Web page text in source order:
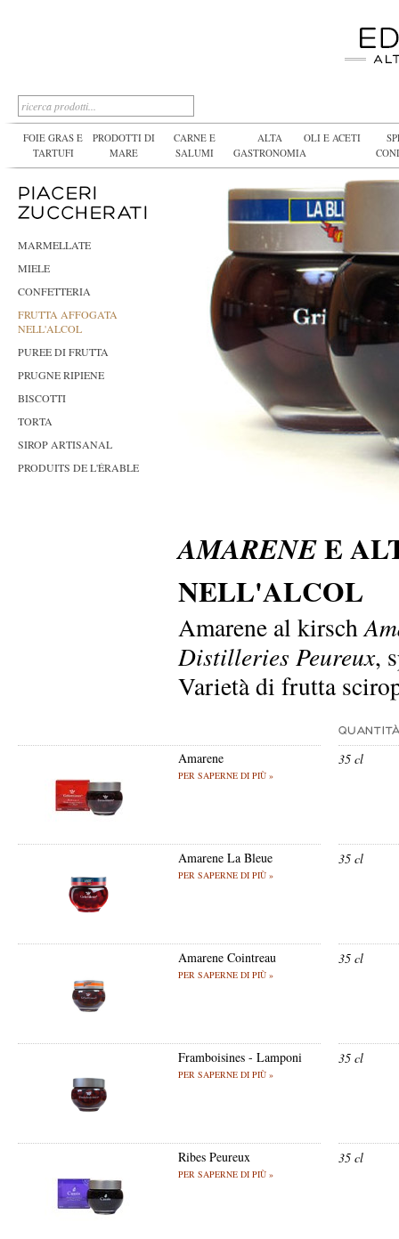
FOIE GRAS E
TARTUFI
PRODOTTI DI
MARE
CARNE E
SALUMI
ALTA
GASTRONOMIA
OLI E ACETI
MARMELLATE
MIELE
CONFETTERIA
FRUTTA AFFOGATA
NELL'ALCOL
PUREE DI FRUTTA
PRUGNE RIPIENE
BISCOTTI
TORTA
SIROP ARTISANAL
PRODUITS DE L'ÉRABLE
AMARENEE
NELL'ALCOL
Amarene al kirsch
Distilleries Peureux,
Varietà di frutta
Amarene
PER SAPERNE DI PIÙ »
35 cl
Amarene La Bleue
PER SAPERNE DI PIÙ »
35 cl
Amarene Cointreau
PER SAPERNE DI PIÙ »
35 cl
Framboisines - Lamponi
PER SAPERNE DI PIÙ »
35 cl
Ribes Peureux
PER SAPERNE DI PIÙ »
35 cl